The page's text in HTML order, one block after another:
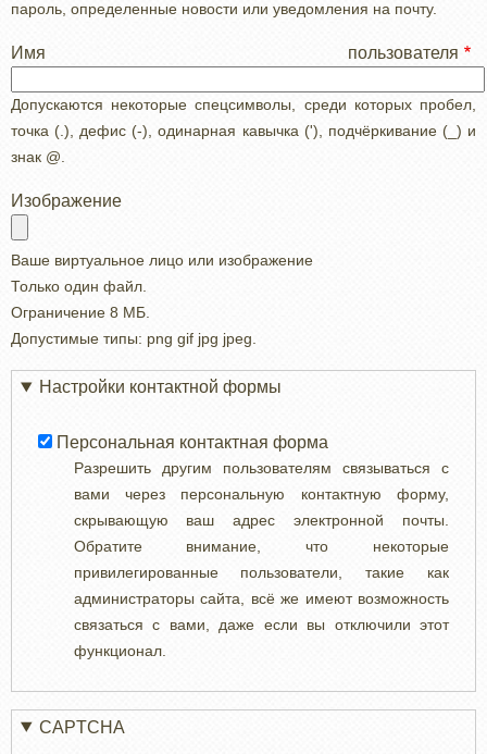
пароль, определенные новости или уведомления на почту.
Имя пользователя
Допускаются некоторые спецсимволы, среди которых пробел,
точка (.), дефис (-), одинарная кавычка ('), подчёркивание (_) и
знак @.
Изображение
Ваше виртуальное лицо или изображение
Только один файл.
Ограничение 8 МБ.
Допустимые типы: png gif jpg jpeg.
Настройки контактной формы
Персональная контактная форма
Разрешить другим пользователям связываться с
вами через персональную контактную форму,
скрывающую ваш адрес электронной почты.
Обратите внимание, что некоторые
привилегированные пользователи, такие как
администраторы сайта, всё же имеют возможность
связаться с вами, даже если вы отключили этот
функционал.
CAPTCHA